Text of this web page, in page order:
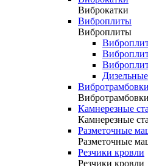
Виброкатки
Виброплиты
Виброплиты
Вибротрамбовки
Вибротрамбовки
Камнерезные
Камнерезные
Разметочные
Разметочные
Резчики кровли
Резчики кровли